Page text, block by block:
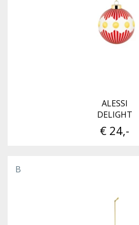
ALESSI
DELIGHT
€ 24,-
B